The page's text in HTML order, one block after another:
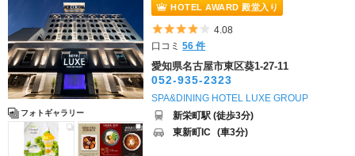
フォトギャラリー
HOTEL AWARD 殿堂入り
5つ星のうち4
4.08
口コミ56 件
愛知県名古屋市東区葵1-27-11
052-935-2323
SPA&DINING HOTEL LUXE GROUP
新栄町駅 (徒歩3分)
東新町IC (車3分)